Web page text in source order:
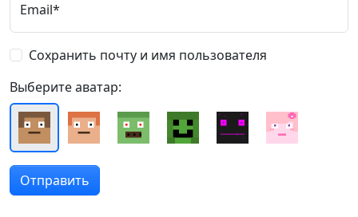
Email*
Сохранить почту и имя пользователя
Выберите аватар: